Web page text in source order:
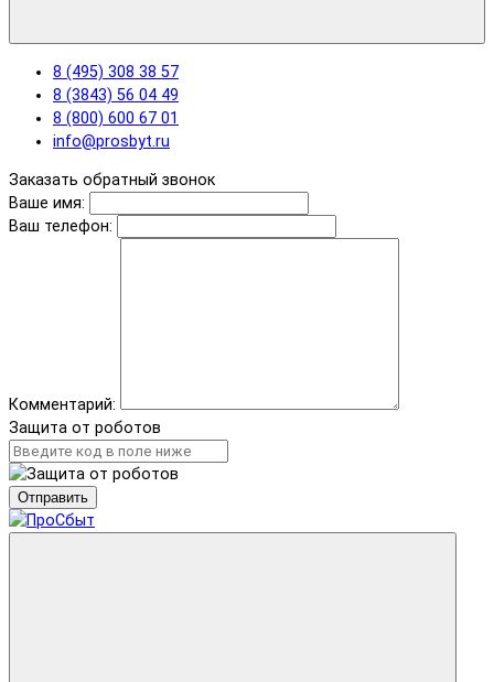
8 (495) 308 38 57
8 (3843) 56 04 49
8 (800) 600 67 01
info@prosbyt.ru
Заказать обратный звонок
Ваше имя:
Ваш телефон:
Комментарий:
Защита от роботов
Отправить